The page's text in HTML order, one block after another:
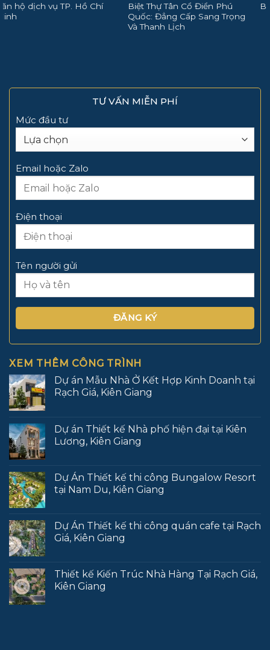
Biệt Thự Tân Cổ Điển Phú
Quốc: Đẳng Cấp Sang Trọng
Biệt thự cổ điển Đà Lạt
TƯ VẤN MIỄN PHÍ
Mức đầu tư
Email hoặc Zalo
Điện thoại
Tên người gửi
XEM THÊM CÔNG TRÌNH
Dự án Mẫu Nhà Ở Kết Hợp Kinh Doanh tại
Rạch Giá, Kiên Giang
Dự án Thiết kế Nhà phố hiện đại tại Kiên
Lương, Kiên Giang
Dự Án Thiết kế thi công Bungalow Resort
tại Nam Du, Kiên Giang
Dự Án Thiết kế thi công quán cafe tại Rạch
Giá, Kiên Giang
Thiết kế Kiến Trúc Nhà Hàng Tại Rạch Giá,
Kiên Giang